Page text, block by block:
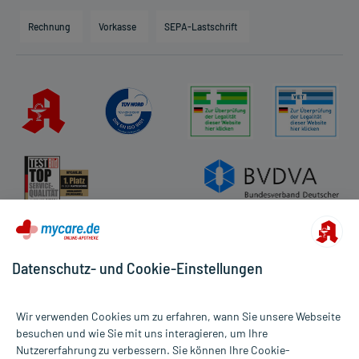
Direktabrechnung PKV
Impressum
Datenschutz
Cookie-Einstellungen
Rückgabe/Widerruf
Rechnung Vorkasse SEPA-Lastschrift
Alle Preise gelten inkl. MwSt., ggf. zzgl. Versandkosten
Datenschutz- und Cookie-Einstellungen
Wir verwenden Cookies um zu erfahren, wann Sie unsere Webseite
besuchen und wie Sie mit uns interagieren, um Ihre
Nutzererfahrung zu verbessern. Sie können Ihre Cookie-